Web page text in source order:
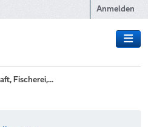
Anmelden
Fischerei,...